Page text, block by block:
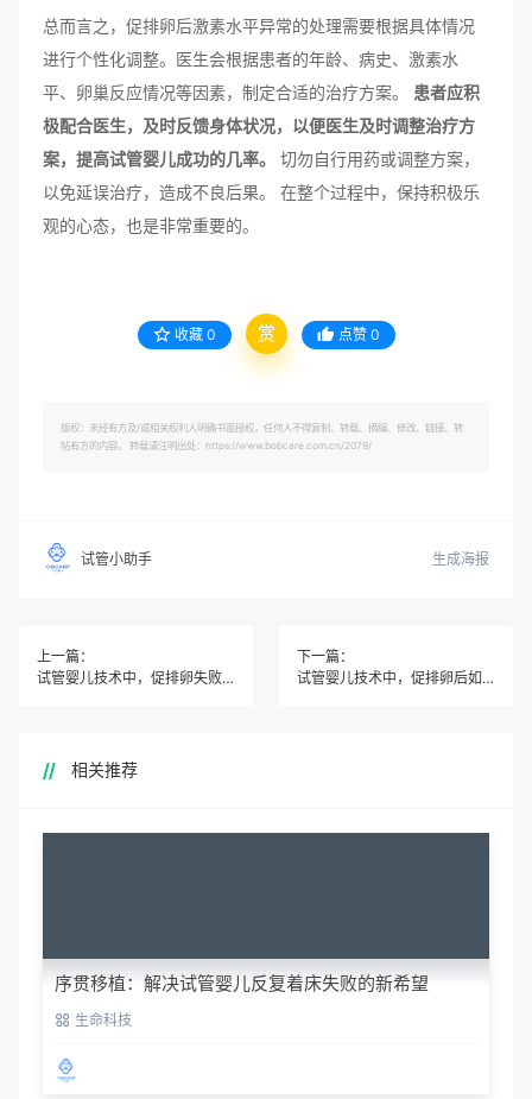
总而言之，促排卵后激素水平异常的处理需要根据具体情况
进行个性化调整。医生会根据患者的年龄、病史、激素水
平、卵巢反应情况等因素，制定合适的治疗方案。 患者应积
极配合医生，及时反馈身体状况，以便医生及时调整治疗方
案，提高试管婴儿成功的几率。
切勿自行用药或调整方案，
以免延误治疗，造成不良后果。 在整个过程中，保持积极乐
观的心态，也是非常重要的。
收藏 0 赏 点赞 0
版权：未经有方及/或相关权利人明确书面授权，任何人不得复制、转载、摘编、修改、链接、转
帖有方的内容。 转载请注明出处：https://www.bobcare.com.cn/2079/
试管小助手 生成海报
上一篇：
试管婴儿技术中，促排卵失败后需要更换方案吗？
下一篇：
试管婴儿技术中，促排卵后如何监测激素水平？
相关推荐
序贯移植：解决试管婴儿反复着床失败的新希望
生命科技